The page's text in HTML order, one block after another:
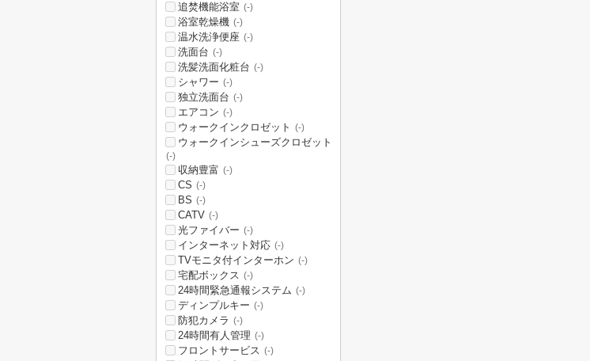
追焚機能浴室 (-)
浴室乾燥機 (-)
温水洗浄便座 (-)
洗面台 (-)
洗髪洗面化粧台 (-)
シャワー (-)
独立洗面台 (-)
エアコン (-)
ウォークインクロゼット (-)
ウォークインシューズクロゼット
(-)
収納豊富 (-)
CS (-)
BS (-)
CATV (-)
光ファイバー (-)
インターネット対応 (-)
TVモニタ付インターホン (-)
宅配ボックス (-)
24時間緊急通報システム (-)
ディンプルキー (-)
防犯カメラ (-)
24時間有人管理 (-)
フロントサービス (-)